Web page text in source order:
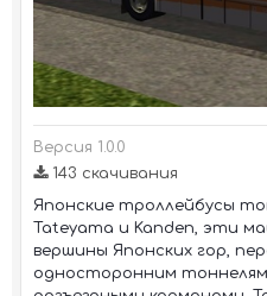
Версия 1.0.0
143 скачивания
Японские троллейбусы
Tateyama и Kanden, эти
вершины Японских гор,
односторонним тоннелям